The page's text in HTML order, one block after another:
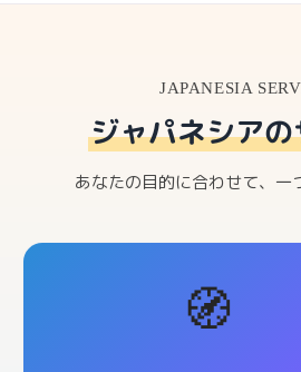
JAPANESIA
ジャパネシア
あなたの目的に合わせて、一
🧭